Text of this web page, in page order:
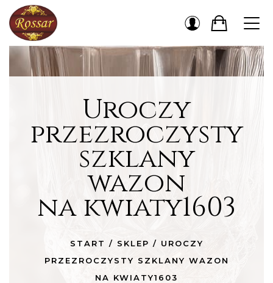
Uroczy
przezroczysty
szklany
wazon
na kwiaty1603
START / SKLEP / UROCZY
PRZEZROCZYSTY SZKLANY WAZON
NA KWIATY1603